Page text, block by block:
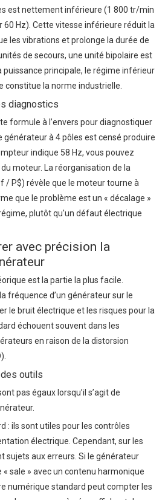
est nettement inférieure (1 800 tr/min
Hz). Cette vitesse inférieure réduit la
les vibrations et prolonge la durée de
de secours, une unité bipolaire est
puissance principale, le régime inférieur
constitue la norme industrielle.
diagnostics
formule à l’envers pour diagnostiquer
générateur à 4 pôles est censé produire
indique 58 Hz, vous pouvez
moteur. La réorganisation de la
/ P$) révèle que le moteur tourne à
que le problème est un « décalage »
plutôt qu'un défaut électrique
avec précision la
est la partie la plus facile.
fréquence d’un générateursur le
le bruit électrique et les risques pour la
échouent souvent dans les
en raison de la distorsion
outils
pas égaux lorsqu’il s’agit de
: ils sont utiles pour les contrôles
électrique. Cependant, sur les
sujets aux erreurs. Si le générateur
sale » avec un contenu harmonique
numérique standard peut compter les